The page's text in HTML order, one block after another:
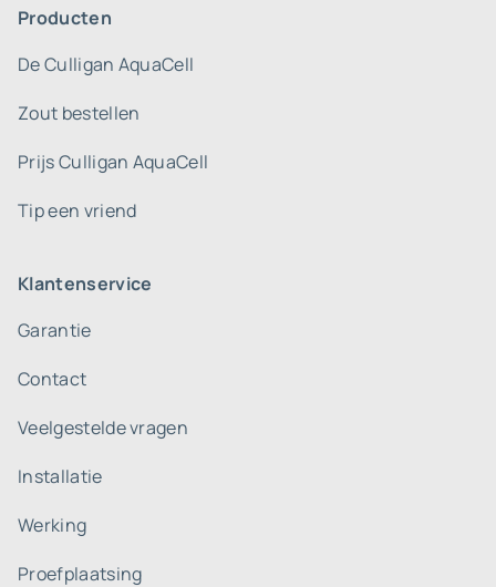
Producten
De Culligan AquaCell
Zout bestellen
Prijs Culligan AquaCell
Tip een vriend
Klantenservice
Garantie
Contact
Veelgestelde vragen
Installatie
Werking
Proefplaatsing